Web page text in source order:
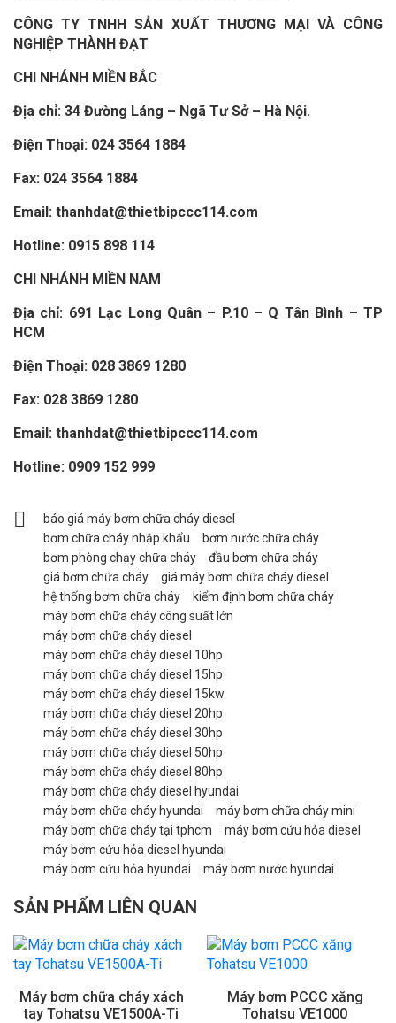
CÔNG TY TNHH SẢN XUẤT THƯƠNG MẠI VÀ CÔNG
NGHIỆP THÀNH ĐẠT
CHI NHÁNH MIỀN BẮC
Địa chỉ: 34 Đường Láng – Ngã Tư Sở – Hà Nội.
Điện Thoại: 024 3564 1884
Fax: 024 3564 1884
Email: thanhdat@thietbipccc114.com
Hotline: 0915 898 114
CHI NHÁNH MIỀN NAM
Địa chỉ: 691 Lạc Long Quân – P.10 – Q Tân Bình – TP
HCM
Điện Thoại: 028 3869 1280
Fax: 028 3869 1280
Email: thanhdat@thietbipccc114.com
Hotline: 0909 152 999
báo giá máy bơm chữa cháy diesel
bơm chữa cháy nhập khẩu
bơm nước chữa cháy
bơm phòng chạy chữa cháy
đầu bơm chữa cháy
giá bơm chữa cháy
giá máy bơm chữa cháy diesel
hệ thống bơm chữa cháy
kiểm định bơm chữa cháy
máy bơm chữa cháy công suất lớn
máy bơm chữa cháy diesel
máy bơm chữa cháy diesel 10hp
máy bơm chữa cháy diesel 15hp
máy bơm chữa cháy diesel 15kw
máy bơm chữa cháy diesel 20hp
máy bơm chữa cháy diesel 30hp
máy bơm chữa cháy diesel 50hp
máy bơm chữa cháy diesel 80hp
máy bơm chữa cháy diesel hyundai
máy bơm chữa cháy hyundai
máy bơm chữa cháy mini
máy bơm chữa cháy tại tphcm
máy bơm cứu hỏa diesel
máy bơm cứu hỏa diesel hyundai
máy bơm cứu hỏa hyundai
máy bơm nước hyundai
SẢN PHẨM LIÊN QUAN
Máy bơm chữa cháy xách
tay Tohatsu VE1500A-Ti
Máy bơm PCCC xăng
Tohatsu VE1000